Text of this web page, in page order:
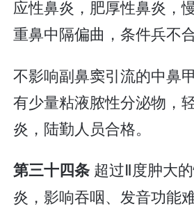
应性鼻炎，肥厚性鼻炎，
重鼻中隔偏曲，条件兵不合
不影响副鼻窦引流的中鼻
有少量粘液脓性分泌物，
炎，陆勤人员合格。
第三十四条 超过Ⅱ度肿大
炎，影响吞咽、发音功能